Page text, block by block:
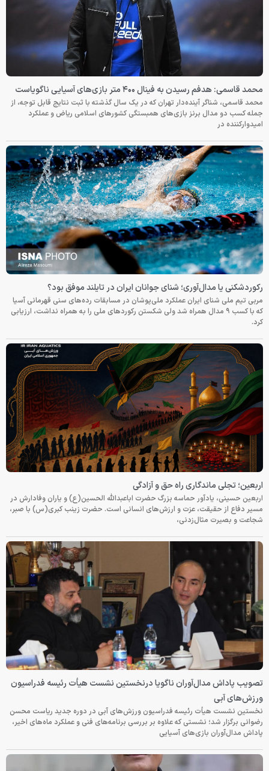
محمد قاسمی: هدفم رسیدن به فینال ۴۰۰ متر بازی‌های آسیایی ناگویاست
محمد قاسمی، شناگر آینده‌دار تهران که در یک سال گذشته با ثبت نتایج قابل توجه، از
جمله کسب دو مدال برنز بازی‌های همبستگی کشورهای اسلامی ریاض و عملکرد
امیدوارکننده در
رکوردشکنی یا مدال‌آوری؛ شنای جوانان ایران در تایلند موفق بود؟
مربی تیم ملی شنای ایران عملکرد ملی‌پوشان در مسابقات رده‌های سنی قهرمانی آسیا
که با کسب ۹ مدال همراه شد ولی شکستن رکوردهای ملی را به همراه نداشت، ارزیابی
کرد.
اربعین؛ تجلی ماندگاری راه حق و آزادگی
اربعین حسینی، یادآور حماسه بزرگ حضرت اباعبدالله الحسین(ع) و یاران وفادارش در
مسیر دفاع از حقیقت، عزت و ارزش‌های انسانی است. حضرت زینب کبری(س) با صبر،
شجاعت و بصیرت مثال‌زدنی،
تصویب پاداش مدال‌آوران ناگویا درنخستین نشست هیأت رئیسه فدراسیون
ورزش‌های آبی
نخستین نشست هیأت رئیسه فدراسیون ورزش‌های آبی در دوره جدید ریاست محسن
رضوانی برگزار شد؛ نشستی که علاوه بر بررسی برنامه‌های فنی و عملکرد ماه‌های اخیر،
پاداش مدال‌آوران بازی‌های آسیایی